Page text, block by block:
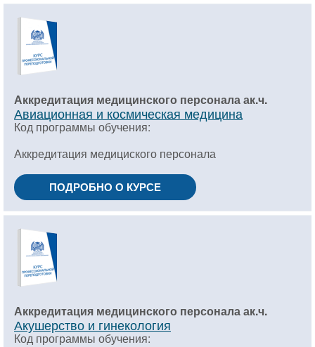
Аккредитация медицинского персонала ак.ч.
Авиационная и космическая медицина
Код программы обучения:
Аккредитация медициского персонала
ПОДРОБНО О КУРСЕ
Аккредитация медицинского персонала ак.ч.
Акушерство и гинекология
Код программы обучения: